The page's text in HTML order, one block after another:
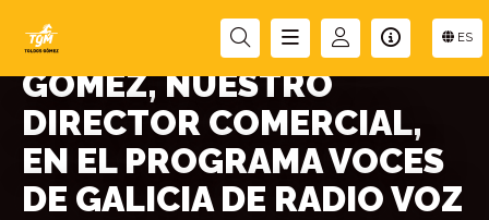
ES
ENTREVISTA A JESÚS
GÓMEZ, NUESTRO
DIRECTOR COMERCIAL,
EN EL PROGRAMA VOCES
DE GALICIA DE RADIO VOZ